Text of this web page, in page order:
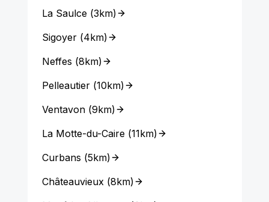
La Saulce(3km)
Sigoyer(4km)
Neffes (8km)
Pelleautier(10km)
Ventavon(9km)
La Motte-du-Caire(11km)
Curbans (5km)
Châteauvieux(8km)